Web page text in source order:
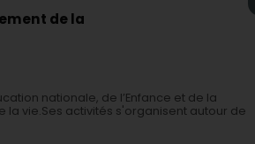
de la
nationale, de l’Enfance et de la
la vie.Ses activités s'organisent autour de